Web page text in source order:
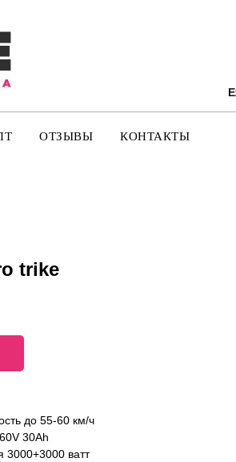
ОТЗЫВЫ КОНТАКТЫ
trike
до 55-60 км/ч
30Ah
3000+3000 ватт